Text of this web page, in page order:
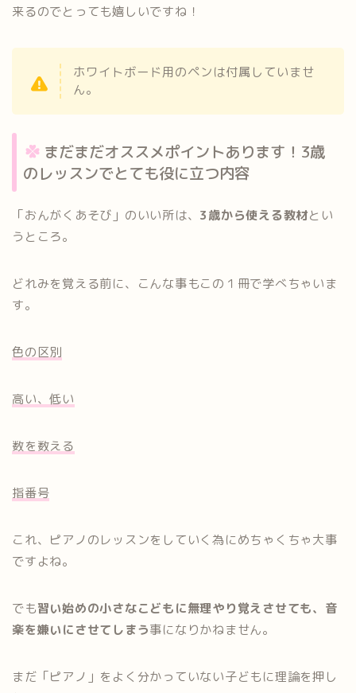
来るのでとっても嬉しいですね！
ホワイトボード用のペンは付属していませ
ん。
まだまだオススメポイントあります！3歳
のレッスンでとても役に立つ内容
「おんがくあそび」のいい所は、 3歳から使える教材とい
うところ。
どれみを覚える前に、こんな事もこの１冊で学べちゃいま
す。
色の区別
高い、低い
数を数える
指番号
これ、ピアノのレッスンをしていく為にめちゃくちゃ大事
ですよね。
でも習い始めの小さなこどもに無理やり覚えさせても、音
楽を嫌いにさせてしまう事になりかねません。
まだ「ピアノ」をよく分かっていない子どもに理論を押し